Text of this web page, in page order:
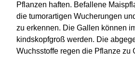
Pflanzen haften. Befallene
die tumorartigen Wucherungen
zu erkennen. Die Gallen können
kindskopfgroß werden. Die
Wuchsstoffe regen die Pflanze zu